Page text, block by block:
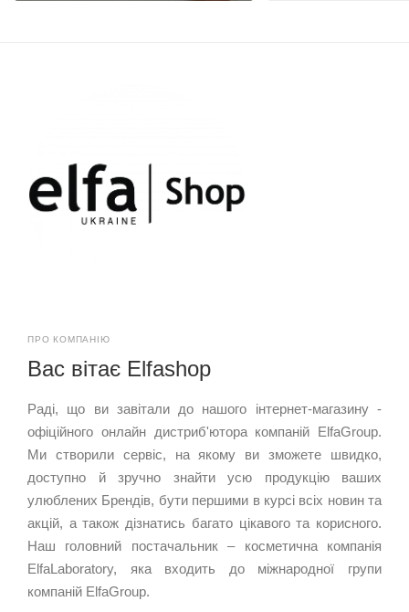
ПРО КОМПАНІЮ
Вас вітає Elfashop
Раді, що ви завітали до нашого інтернет-магазину -
офіційного онлайн дистриб'ютора компаній ElfaGroup.
Ми створили сервіс, на якому ви зможете швидко,
доступно й зручно знайти усю продукцію ваших
улюблених Брендів, бути першими в курсі всіх новин та
акцій, а також дізнатись багато цікавого та корисного.
Наш головний постачальник – косметична компанія
ElfaLaboratory, яка входить до міжнародної групи
компаній ElfaGroup.